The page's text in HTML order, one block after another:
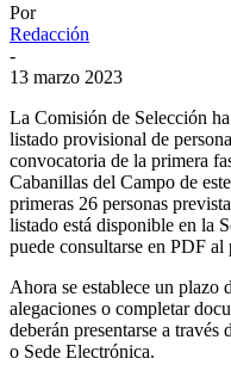
Por
Redacción
-
13 marzo 2023
La Comisión de Selección
listado provisional de
convocatoria de la primera
Cabanillas del Campo de
primeras 26 personas
listado está disponible en la
puede consultarse en PDF
Ahora se establece un plazo
alegaciones o completar
deberán presentarse a
o Sede Electrónica.